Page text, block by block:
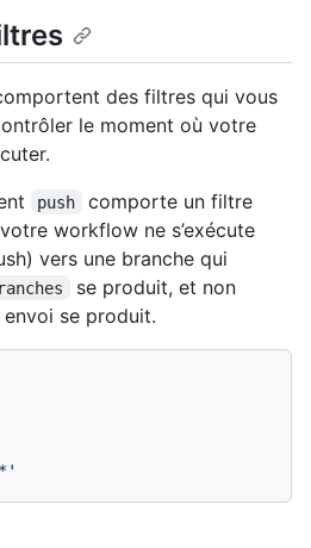
des filtres qui vous
le moment où votre
push comporte un filtre
workflow ne s’exécute
vers une branche qui
se produit, et non
envoi se produit.